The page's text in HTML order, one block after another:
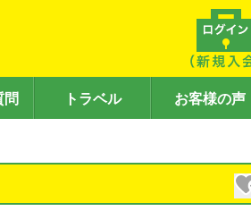
問 トラベル お客様の声